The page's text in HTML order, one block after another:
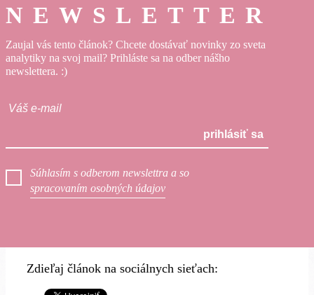
NEWSLETTER
Zaujal vás tento článok? Chcete dostávať novinky zo sveta
analytiky na svoj mail? Prihláste sa na odber nášho
newslettera. :)
prihlásiť sa
Súhlasím s odberom newslettra a so
spracovaním osobných údajov
Zdieľaj článok na sociálnych sieťach: